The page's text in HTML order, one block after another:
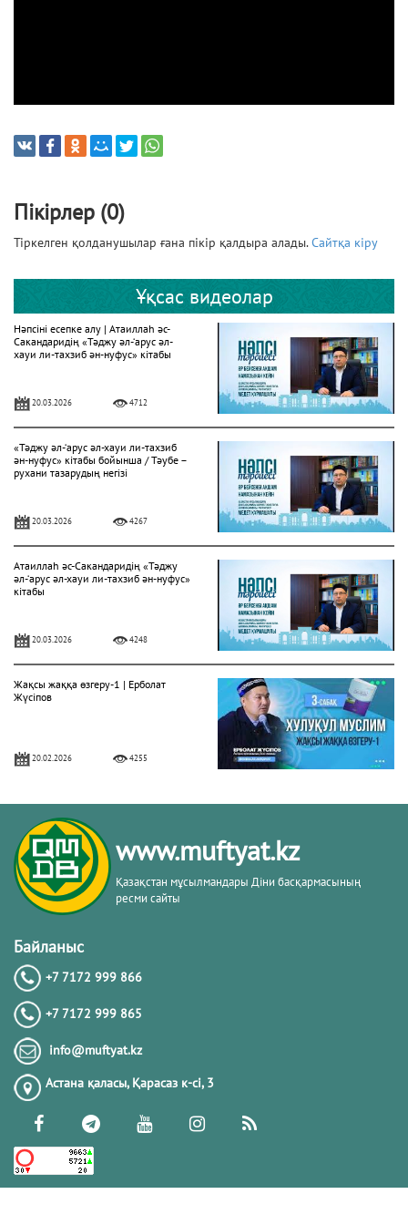
Пікірлер (0)
Тіркелген қолданушылар ғана пікір қалдыра алады.Сайтқа кіру
Ұқсас видеолар
Нәпсіні есепке алу | Атаиллаһ әс-
Сакандаридің «Тәджу әл-‘арус әл-
хауи ли-тахзиб ән-нуфус» кітабы
20.03.2026 4712
«Тәджу әл-‘арус әл-хауи ли-тахзиб
ән-нуфус» кітабы бойынша / Тәубе –
рухани тазарудың негізі
20.03.2026 4267
Атаиллаһ әс-Сакандаридің «Тәджу
әл-‘арус әл-хауи ли-тахзиб ән-нуфус»
кітабы
20.03.2026 4248
Жақсы жаққа өзгеру-1 | Ерболат
Жүсіпов
20.02.2026 4255
Жүрек сырлары 2-дәріс. Тәубе
тақырыбы. Әр-рисала әл-Қушайрия
кітабы негізінде
20.02.2026
20.02.2026
РАМАЗАН – РАХЫМ, КЕШІРІМ ЖӘНЕ
ТОЗАҚТАН ҚҰТЫЛУ АЙЫ
19.02.2026 7457
РАМАЗАН ҚАРСАҢЫНДАҒЫ
www.muftyat.kz
Қазақстан мұсылмандары Діни басқармасының
ресми сайты
Байланыс
+7 7172 999 866
+7 7172 999 865
info@muftyat.kz
Астана қаласы, Қарасаз к-сi, 3